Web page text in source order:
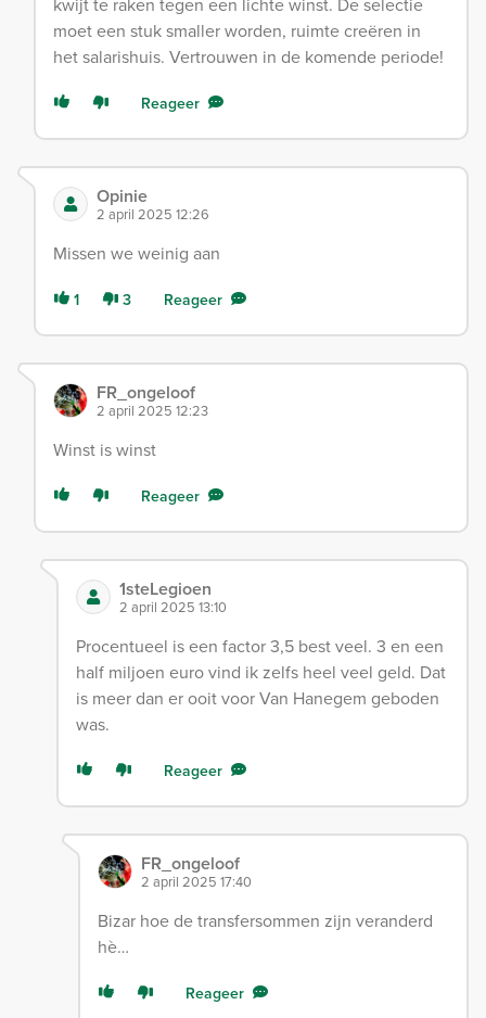
moet een stuk smaller worden, ruimte creëren in
het salarishuis. Vertrouwen in de komende periode!
Reageer
Opinie
2 april 2025 12:26
Missen we weinig aan
1 3 Reageer
FR_ongeloof
2 april 2025 12:23
Winst is winst
Reageer
1steLegioen
2 april 2025 13:10
Procentueel is een factor 3,5 best veel. 3 en een
half miljoen euro vind ik zelfs heel veel geld. Dat
is meer dan er ooit voor Van Hanegem geboden
was.
Reageer
FR_ongeloof
2 april 2025 17:40
Bizar hoe de transfersommen zijn veranderd
hè…
Reageer